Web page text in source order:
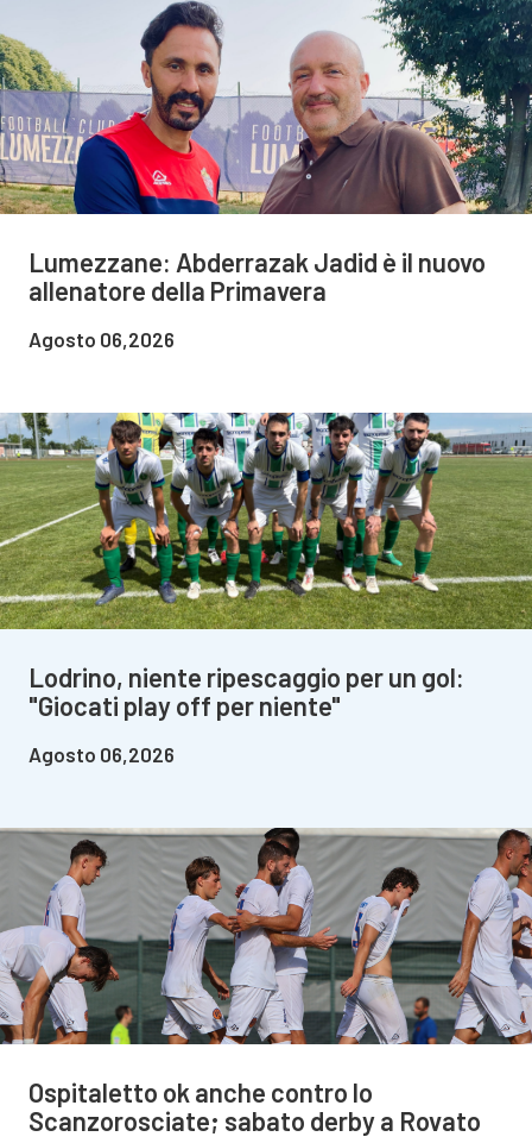
Lumezzane: Abderrazak Jadid è il nuovo
allenatore della Primavera
Agosto 06,2026
Lodrino, niente ripescaggio per un gol:
"Giocati play off per niente"
Agosto 06,2026
Ospitaletto ok anche contro lo
Scanzorosciate; sabato derby a Rovato